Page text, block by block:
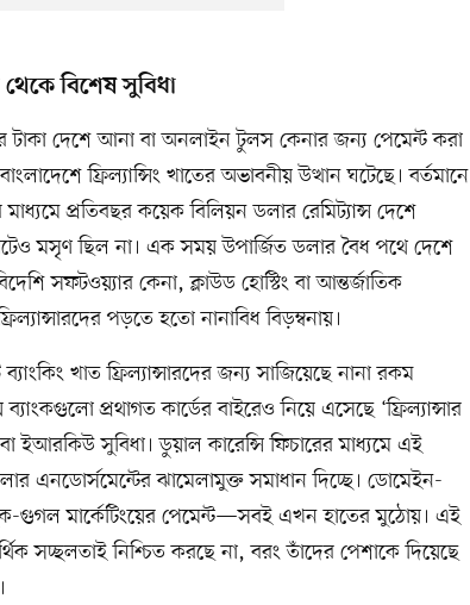
থেকে বিশেষ সুবিধা
টাকা দেশে আনা বা অনলাইন টুলস কেনার জন্য পেমেন্ট করা
ফ্রিল্যান্সিং খাতের অভাবনীয় উত্থান ঘটেছে। বর্তমানে
প্রতিবছর কয়েক বিলিয়ন ডলার রেমিট্যান্স দেশে
মসৃণ ছিল না। এক সময় উপার্জিত ডলার বৈধ পথে দেশে
সফটওয়্যার কেনা, ক্লাউড হোস্টিং বা আন্তর্জাতিক
পড়তে হতো নানাবিধ বিড়ম্বনায়।
খাত ফ্রিল্যান্সারদের জন্য সাজিয়েছে নানা রকম
ব্যাংকগুলো প্রথাগত কার্ডের বাইরেও নিয়ে এসেছে ‘ফ্রিল্যান্সার
ইআরকিউ সুবিধা। ডুয়াল কারেন্সি ফিচারের মাধ্যমে এই
এনডোর্সমেন্টের ঝামেলামুক্ত সমাধান দিচ্ছে। ডোমেইন-
গুগল মার্কেটিংয়ের পেমেন্ট—সবই এখন হাতের মুঠোয়। এই
সচ্ছলতাই নিশ্চিত করছে না, বরং তাঁদের পেশাকে দিয়েছে